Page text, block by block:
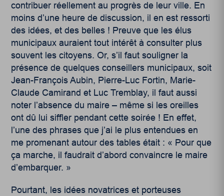
contribuer réellement au progrès de leur ville. En
moins d’une heure de discussion, il en est ressorti
des idées, et des belles ! Preuve que les élus
municipaux auraient tout intérêt à consulter plus
souvent les citoyens. Or, s’il faut souligner la
présence de quelques conseillers municipaux, soit
Jean-François Aubin, Pierre-Luc Fortin, Marie-
Claude Camirand et Luc Tremblay, il faut aussi
noter l’absence du maire – même si les oreilles
ont dû lui siffler pendant cette soirée ! En effet,
l’une des phrases que j’ai le plus entendues en
me promenant autour des tables était : « Pour que
ça marche, il faudrait d’abord convaincre le maire
d’embarquer. »
Pourtant, les idées novatrices et porteuses